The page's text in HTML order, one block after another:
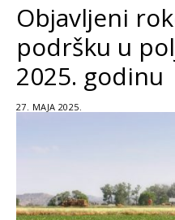
Objavljeni
podršku u
2025. godinu
27. MAJA 2025.